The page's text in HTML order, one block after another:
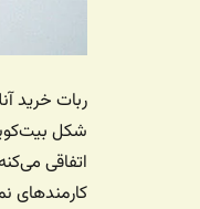
شکل
اتفاقی
کارمندهای